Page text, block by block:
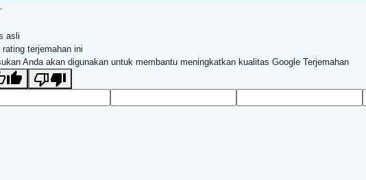
.
asli
rating terjemahan ini
Anda akan digunakan untuk membantu meningkatkan kualitas Google Terjemahan